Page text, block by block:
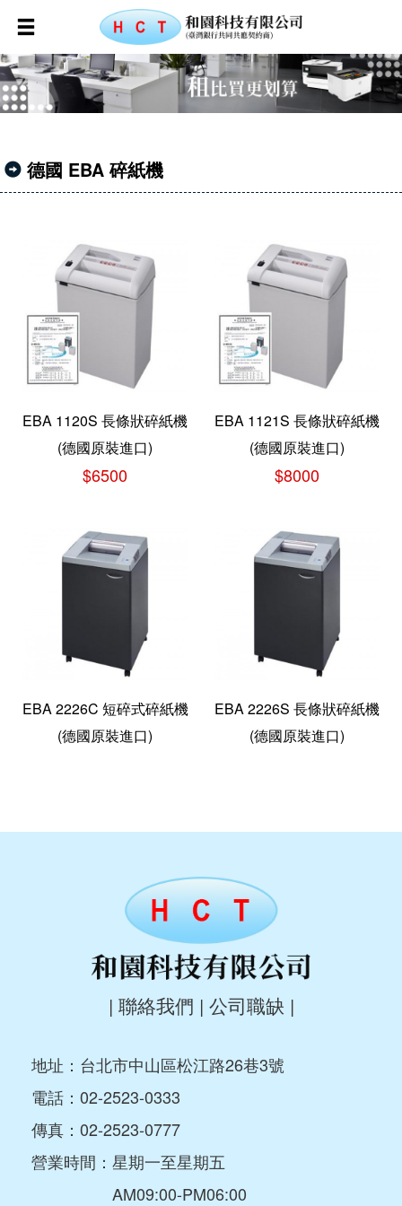
德國 EBA 碎紙機
EBA 1120S 長條狀碎紙機
(德國原裝進口)
$6500
EBA 1121S 長條狀碎紙機
(德國原裝進口)
$8000
EBA 2226C 短碎式碎紙機
(德國原裝進口)
EBA 2226S 長條狀碎紙機
(德國原裝進口)
| 聯絡我們 | 公司職缺 |
地址：台北市中山區松江路26巷3號
電話： 02-2523-0333
傳真：02-2523-0777
營業時間：星期一至星期五
AM09:00-PM06:00